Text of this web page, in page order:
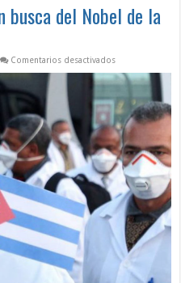
busca del Nobel de la
Comentarios desactivadosen Los